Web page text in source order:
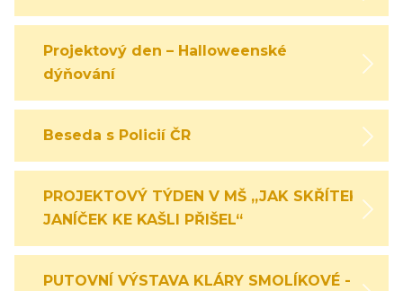
Projektový den – Halloweenské
dýňování
Beseda s Policií ČR
PROJEKTOVÝ TÝDEN V MŠ „JAK SKŘÍTEK
JANÍČEK KE KAŠLI PŘIŠEL“
PUTOVNÍ VÝSTAVA KLÁRY SMOLÍKOVÉ -